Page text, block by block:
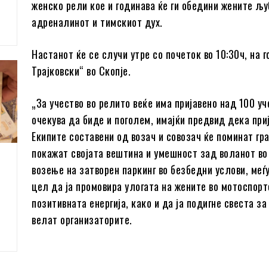
женско рели кое и годинава ќе ги обедини жените
адреналинот и тимскиот дух.
Настанот ќе се случи утре со почеток во 10:30ч, на
Трајковски“ во Скопје.
„За учество во релито веќе има пријавено над 100
очекува да биде и поголем, имајќи предвид дека
Екипите составени од возач и совозач ќе поминат
покажат својата вештина и умешност зад воланот
возење на затворен паркинг во безбедни услови,
цел да ја промовира улогата на жените во
позитивната енергија, како и да ја подигне свеста
велат организаторите.